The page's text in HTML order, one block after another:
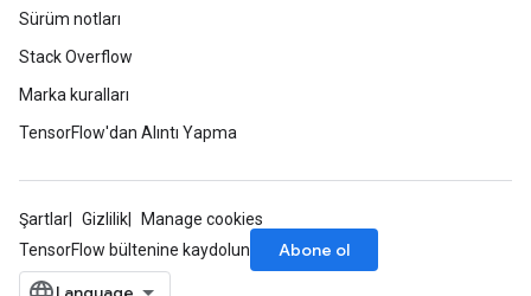
Sürüm notları
Stack Overflow
Marka kuralları
TensorFlow'dan Alıntı Yapma
Şartlar Gizlilik
Manage cookies
TensorFlow bültenine kaydolun
Abone ol